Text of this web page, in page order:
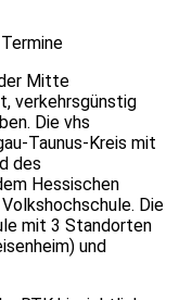
Mitte
verkehrsgünstig
Die vhs
Taunus-Kreis mit
des
Hessischen
Die
mit 3 Standorten
und